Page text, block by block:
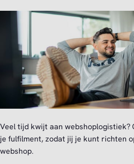
Veel tijd kwijt aan webshoplogistiek?
je fulfilment, zodat jij je kunt richten
webshop.